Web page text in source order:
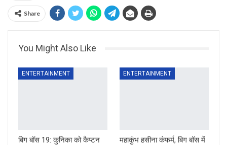
Share
You Might Also Like
ENTERTAINMENT
बिग बॉस 19: कुनिका को कैप्टन
ENTERTAINMENT
महाकुंभ हसीना कंफर्म, बिग बॉस में